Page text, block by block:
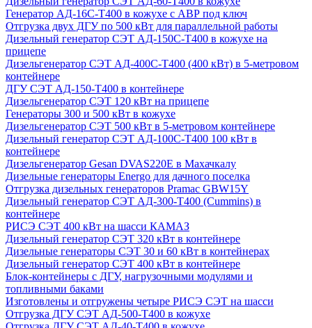
Генератор АД-16С-Т400 в кожухе с АВР под ключ
Отгрузка двух ДГУ по 500 кВт для параллельной работы
Дизельный генератор СЭТ АД-150С-Т400 в кожухе на
прицепе
Дизельгенератор СЭТ АД-400С-Т400 (400 кВт) в 5-метровом
контейнере
ДГУ СЭТ АД-150-Т400 в контейнере
Дизельгенератор СЭТ 120 кВт на прицепе
Генераторы 300 и 500 кВт в кожухе
Дизельгенератор СЭТ 500 кВт в 5-метровом контейнере
Дизельный генератор СЭТ АД-100С-Т400 100 кВт в
контейнере
Дизельгенератор Gesan DVAS220E в Махачкалу
Дизельные генераторы Energo для дачного поселка
Отгрузка дизельных генераторов Pramac GВW15Y
Дизельный генератор СЭТ АД-300-Т400 (Cummins) в
контейнере
РИСЭ СЭТ 400 кВт на шасси КАМАЗ
Дизельный генератор СЭТ 320 кВт в контейнере
Дизельные генераторы СЭТ 30 и 60 кВт в контейнерах
Дизельный генератор СЭТ 400 кВт в контейнере
Блок-контейнеры с ДГУ, нагрузочными модулями и
топливными баками
Изготовлены и отгружены четыре РИСЭ СЭТ на шасси
Отгрузка ДГУ СЭТ АД-500-Т400 в кожухе